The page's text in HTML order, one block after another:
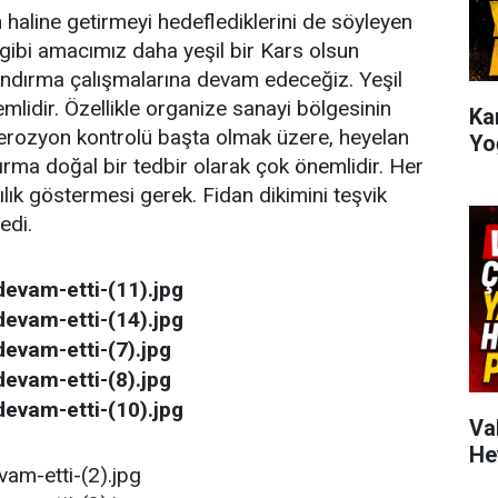
haline getirmeyi hedeflediklerini de söyleyen
amacımız daha yeşil bir Kars olsun
çalışmalarına devam edeceğiz. Yeşil
Özellikle organize sanayi bölgesinin
kontrolü başta olmak üzere, heyelan
doğal bir tedbir olarak çok önemlidir. Her
göstermesi gerek. Fidan dikimini teşvik